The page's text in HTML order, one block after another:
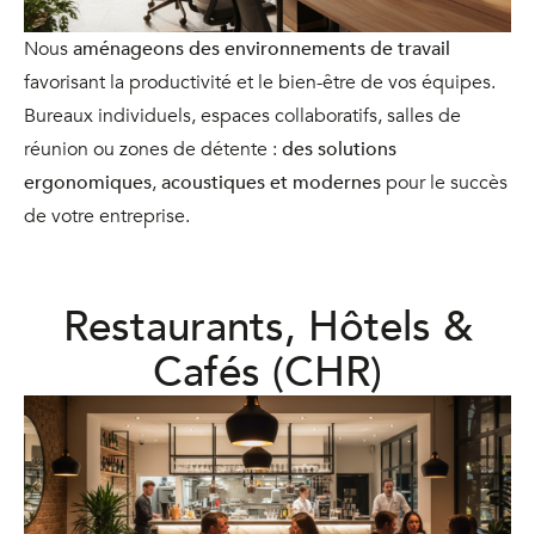
Nousaménageons des environnements de travail
favorisant la productivité et le bien-être de vos équipes.
Bureaux individuels, espaces collaboratifs, salles de
réunion ou zones de détente : des solutions
ergonomiques,acoustiques et modernes pour le succès
de votre entreprise.
Restaurants, Hôtels &
Cafés (CHR)